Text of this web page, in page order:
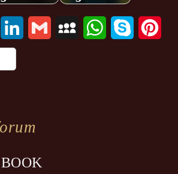
Tumblr LinkedInGmail MySpaceWhatsAppSkype